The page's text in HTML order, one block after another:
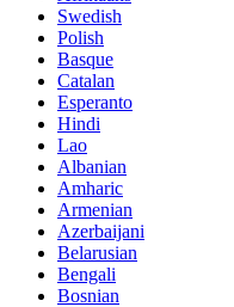
Swedish
Polish
Basque
Catalan
Esperanto
Hindi
Lao
Albanian
Amharic
Armenian
Azerbaijani
Belarusian
Bengali
Bosnian